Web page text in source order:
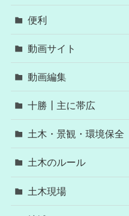
便利
動画サイト
動画編集
十勝┃主に帯広
土木・景観・環境保全
土木のルール
土木現場